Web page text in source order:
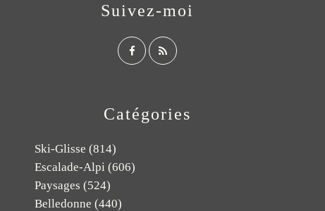
Catégories
Ski-Glisse (814)
Escalade-Alpi (606)
Paysages (524)
Belledonne (440)
Suivez-moi